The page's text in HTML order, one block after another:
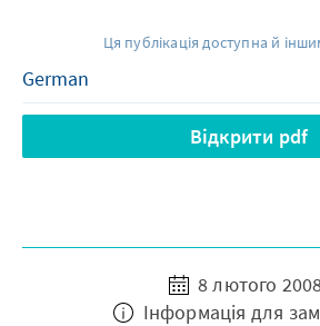
Ця публікація доступна й
Відкрити pdf
8 лютого
Інформація для